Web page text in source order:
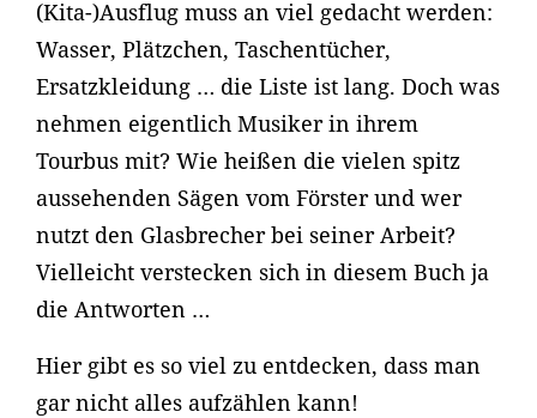
(Kita-)Ausflug muss an viel gedacht werden:
Wasser, Plätzchen, Taschentücher,
Ersatzkleidung … die Liste ist lang. Doch was
nehmen eigentlich Musiker in ihrem
Tourbus mit? Wie heißen die vielen spitz
aussehenden Sägen vom Förster und wer
nutzt den Glasbrecher bei seiner Arbeit?
Vielleicht verstecken sich in diesem Buch ja
die Antworten …
Hier gibt es so viel zu entdecken, dass man
gar nicht alles aufzählen kann!